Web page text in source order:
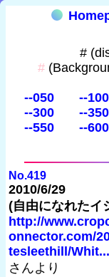
#
#
--050 --100
--300
--350
--550
--600
No.419
2010/6/29
(自由になれたイ
http://
onnector.com/
tesleethill/Whit...
さんより